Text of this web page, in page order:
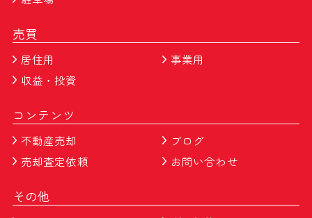
売買
居住用
事業用
収益・投資
コンテンツ
不動産売却
ブログ
売却査定依頼
お問い合わせ
その他